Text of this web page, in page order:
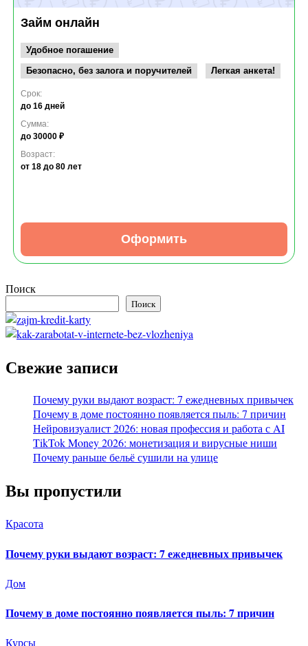
Займ онлайн
Удобное погашение
Безопасно, без залога и поручителей
Легкая анкета!
Срок:
до 16 дней
Сумма:
до 30000 ₽
Возраст:
от 18 до 80 лет
Оформить
Поиск
Поиск
Свежие записи
Почему руки выдают возраст: 7 ежедневных привычек
Почему в доме постоянно появляется пыль: 7 причин
Нейровизуалист 2026: новая профессия и работа с AI
TikTok Money 2026: монетизация и вирусные ниши
Почему раньше бельё сушили на улице
Вы пропустили
Красота
Почему руки выдают возраст: 7 ежедневных привычек
Дом
Почему в доме постоянно появляется пыль: 7 причин
Курсы